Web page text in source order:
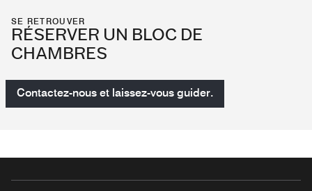
SE RETROUVER
RÉSERVER UN BLOC DE
CHAMBRES
Contactez-nous et laissez-vous guider.